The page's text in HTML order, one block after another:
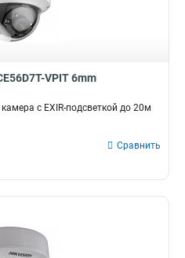
VPIT 6mm
с EXIR-подсветкой до 20м
Сравнить